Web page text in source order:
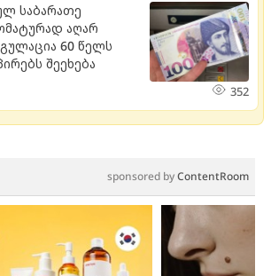
საბარათე
აღარ
60 წელს
შეეხება
352
sponsored byContentRoom